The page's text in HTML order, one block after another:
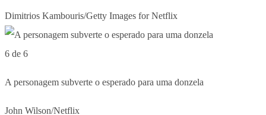
Dimitrios Kambouris/Getty Images for Netflix
6 de 6
A personagem subverte o esperado para uma donzela
John Wilson/Netflix